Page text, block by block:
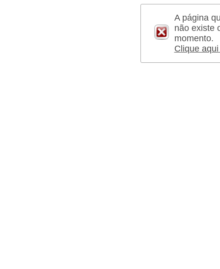
A página
não existe
momento.
Clique